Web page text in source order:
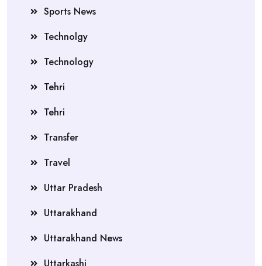
Sports News
Technolgy
Technology
Tehri
Tehri
Transfer
Travel
Uttar Pradesh
Uttarakhand
Uttarakhand News